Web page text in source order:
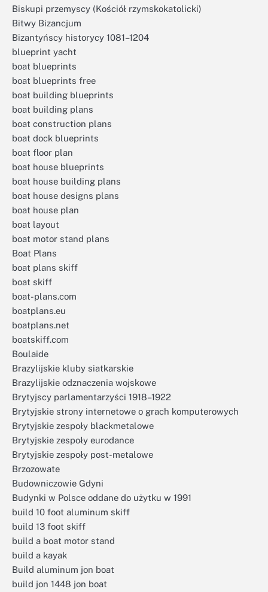
Biskupi przemyscy (Kościół rzymskokatolicki)
Bitwy Bizancjum
Bizantyńscy historycy 1081–1204
blueprint yacht
boat blueprints
boat blueprints free
boat building blueprints
boat building plans
boat construction plans
boat dock blueprints
boat floor plan
boat house blueprints
boat house building plans
boat house designs plans
boat house plan
boat layout
boat motor stand plans
Boat Plans
boat plans skiff
boat skiff
boat-plans.com
boatplans.eu
boatplans.net
boatskiff.com
Boulaide
Brazylijskie kluby siatkarskie
Brazylijskie odznaczenia wojskowe
Brytyjscy parlamentarzyści 1918–1922
Brytyjskie strony internetowe o grach komputerowych
Brytyjskie zespoły blackmetalowe
Brytyjskie zespoły eurodance
Brytyjskie zespoły post-metalowe
Brzozowate
Budowniczowie Gdyni
Budynki w Polsce oddane do użytku w 1991
build 10 foot aluminum skiff
build 13 foot skiff
build a boat motor stand
build a kayak
Build aluminum jon boat
build jon 1448 jon boat